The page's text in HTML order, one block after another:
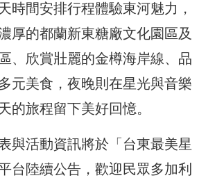
時間安排行程體驗東河魅力，
厚的都蘭新東糖廠文化園區及
、欣賞壯麗的金樽海岸線、品
元美食，夜晚則在星光與音樂
的旅程留下美好回憶。
與活動資訊將於「台東最美星
台陸續公告，歡迎民眾多加利